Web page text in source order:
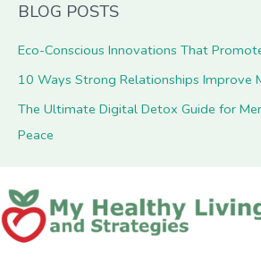
BLOG POSTS
Eco-Conscious Innovations That
10 Ways Strong Relationships Improve
The Ultimate Digital Detox Guide for
Peace